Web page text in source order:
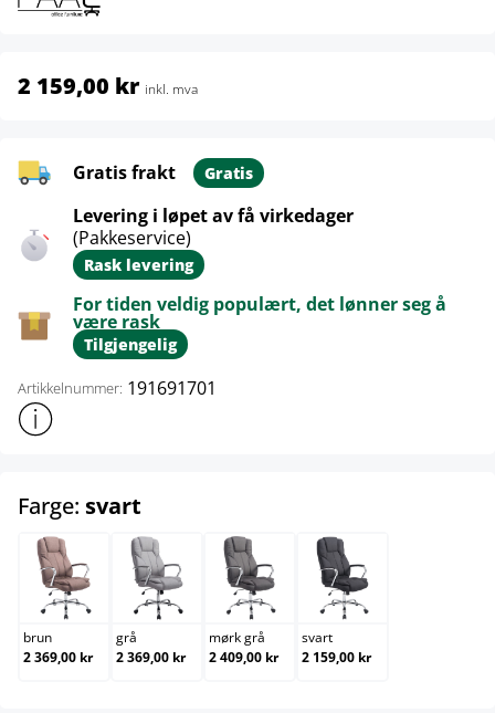
2 159,00 kr inkl. mva
Gratis frakt Gratis
Levering i løpet av få virkedager
(Pakkeservice)
Rask levering
For tiden veldig populært, det lønner seg å
være rask
Tilgjengelig
Artikkelnummer: 191691701
Vis mer produktinformasjon
Farge: svart
brun
brun
2 369,00 kr
grå
grå
2 369,00 kr
mørk grå
mørk grå
2 409,00 kr
svart
svart
2 159,00 kr